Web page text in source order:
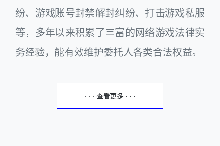
纷、游戏账号封禁解封纠纷、打击游戏私服
等，多年以来积累了丰富的网络游戏法律实
务经验，能有效维护委托人各类合法权益。
· · · 查看更多 · · ·